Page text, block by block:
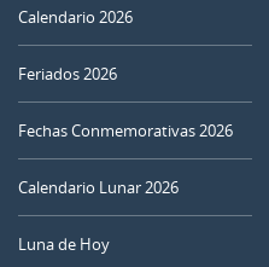
Calendario 2026
Feriados 2026
Fechas Conmemorativas 2026
Calendario Lunar 2026
Luna de Hoy